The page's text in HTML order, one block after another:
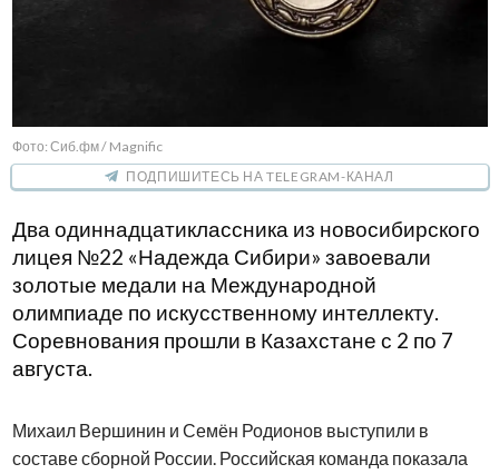
Фото: Сиб.фм / Magnific
ПОДПИШИТЕСЬ НА TELEGRAM-КАНАЛ
Два одиннадцатиклассника из новосибирского
лицея №22 «Надежда Сибири» завоевали
золотые медали на Международной
олимпиаде по искусственному интеллекту.
Соревнования прошли в Казахстане с 2 по 7
августа.
Михаил Вершинин и Семён Родионов выступили в
составе сборной России. Российская команда показала